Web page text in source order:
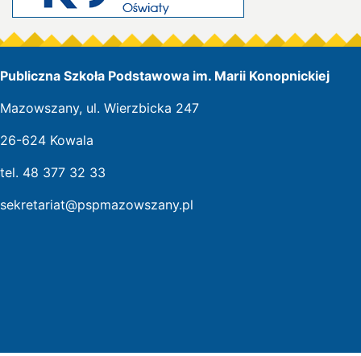
Publiczna Szkoła Podstawowa im. Marii Konopnickiej
Mazowszany, ul. Wierzbicka 247
26-624 Kowala
tel. 48 377 32 33
sekretariat@pspmazowszany.pl